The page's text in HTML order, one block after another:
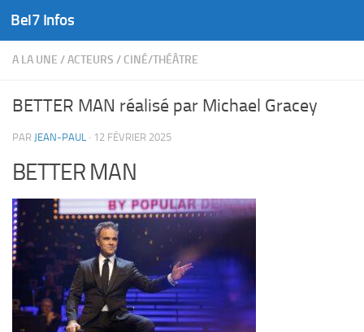
Skip to content
Bel7 Infos
A LA UNE /ACTEURS / CINÉ/THÉÂTRE
BETTER MAN réalisé par Michael Gracey
PAR JEAN-PAUL · 12 FÉVRIER 2025
BETTER MAN